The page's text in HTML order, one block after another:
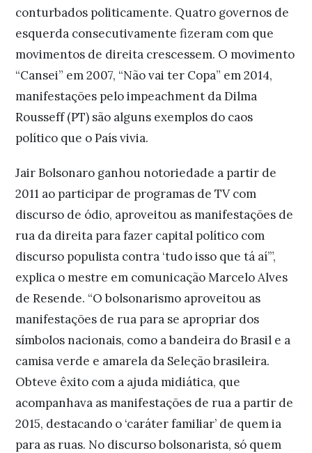
conturbados politicamente. Quatro governos de
esquerda consecutivamente fizeram com que
movimentos de direita crescessem. O movimento
“Cansei” em 2007, “Não vai ter Copa” em 2014,
manifestações pelo impeachment da Dilma
Rousseff (PT) são alguns exemplos do caos
político que o País vivia.
Jair Bolsonaro ganhou notoriedade a partir de
2011 ao participar de programas de TV com
discurso de ódio, aproveitou as manifestações de
rua da direita para fazer capital político com
discurso populista contra ‘tudo isso que tá aí’”,
explica o mestre em comunicação Marcelo Alves
de Resende. “O bolsonarismo aproveitou as
manifestações de rua para se apropriar dos
símbolos nacionais, como a bandeira do Brasil e a
camisa verde e amarela da Seleção brasileira.
Obteve êxito com a ajuda midiática, que
acompanhava as manifestações de rua a partir de
2015, destacando o ‘caráter familiar’ de quem ia
para as ruas. No discurso bolsonarista, só quem